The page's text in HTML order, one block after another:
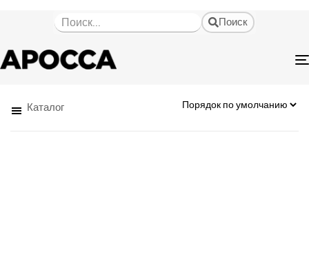
Поиск
Каталог